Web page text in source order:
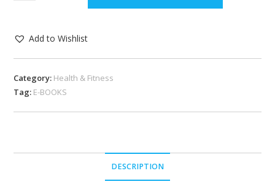
Add to Wishlist
Category: Health & Fitness
Tag: E-BOOKS
DESCRIPTION